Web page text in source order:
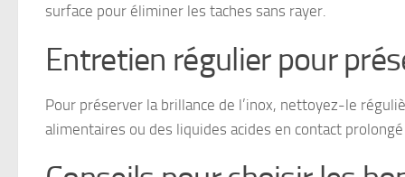
surface pour éliminer les taches sans rayer.
Entretien régulier pour
Pour préserver la brillance de l’inox, nettoyez-le
alimentaires ou des liquides acides en contact